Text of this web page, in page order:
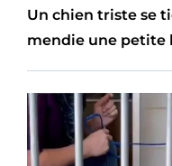
Un chien triste se
mendie une petite